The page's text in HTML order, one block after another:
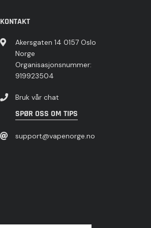
KONTAKT
Akersgaten 14 0157 Oslo
Norge
Organisasjonsnummer:
919923504
Bruk vår chat
SPØR OSS OM TIPS
support@vapenorge.no